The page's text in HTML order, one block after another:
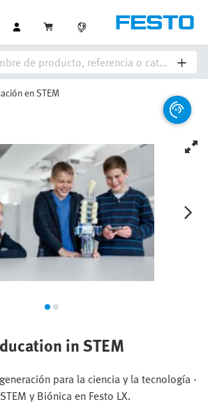
en STEM
in STEM
para la ciencia y la tecnología -
y Biónica en Festo LX.